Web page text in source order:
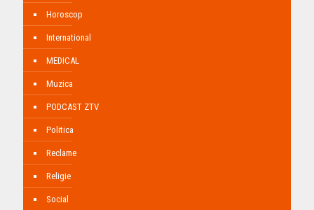
Horoscop
International
MEDICAL
Muzica
PODCAST ZTV
Politica
Reclame
Religie
Social